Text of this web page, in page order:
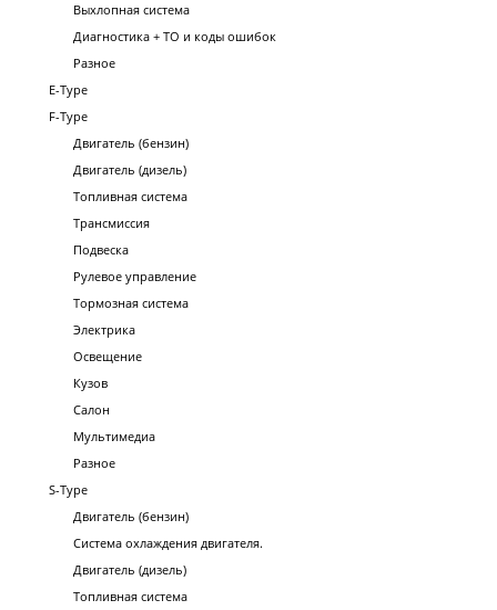
Выхлопная система
Диагностика + ТО и коды ошибок
Разное
E-Type
F-Type
Двигатель (бензин)
Двигатель (дизель)
Топливная система
Трансмиссия
Подвеска
Рулевое управление
Тормозная система
Электрика
Освещение
Кузов
Салон
Мультимедиа
Разное
S-Type
Двигатель (бензин)
Система охлаждения двигателя.
Двигатель (дизель)
Топливная система